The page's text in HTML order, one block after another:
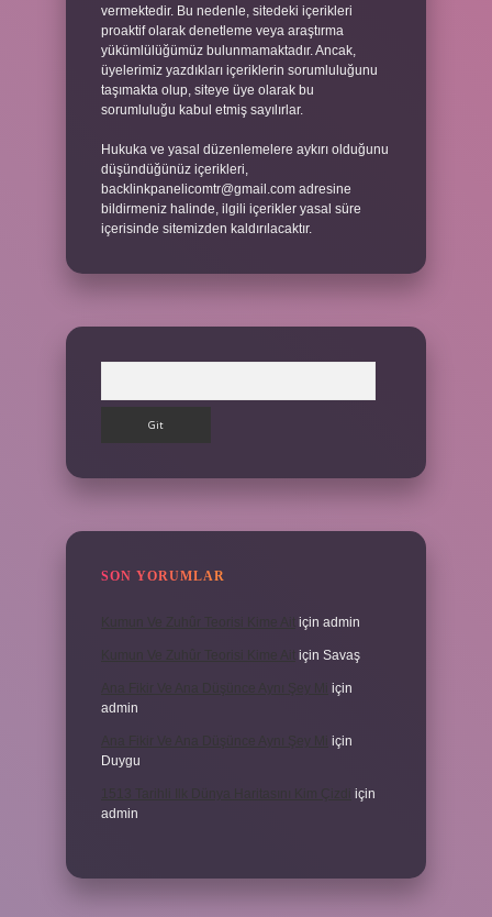
vermektedir. Bu nedenle, sitedeki içerikleri
proaktif olarak denetleme veya araştırma
yükümlülüğümüz bulunmamaktadır. Ancak,
üyelerimiz yazdıkları içeriklerin sorumluluğunu
taşımakta olup, siteye üye olarak bu
sorumluluğu kabul etmiş sayılırlar.
Hukuka ve yasal düzenlemelere aykırı olduğunu
düşündüğünüz içerikleri,
backlinkpanelicomtr@gmail.com adresine
bildirmeniz halinde, ilgili içerikler yasal süre
içerisinde sitemizden kaldırılacaktır.
SON YORUMLAR
için admin
için Savaş
için
admin
için
Duygu
için
admin